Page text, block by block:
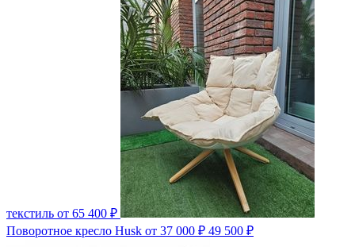
текстиль от 65 400 ₽
Поворотное кресло Husk от 37 000 ₽ 49 500 ₽